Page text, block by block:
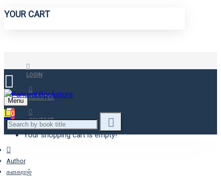
YOUR CART
LOGIN
REGISTER
CONTACT
Menu
0
Your shopping cart is empty!
Author
கனகராஜ்